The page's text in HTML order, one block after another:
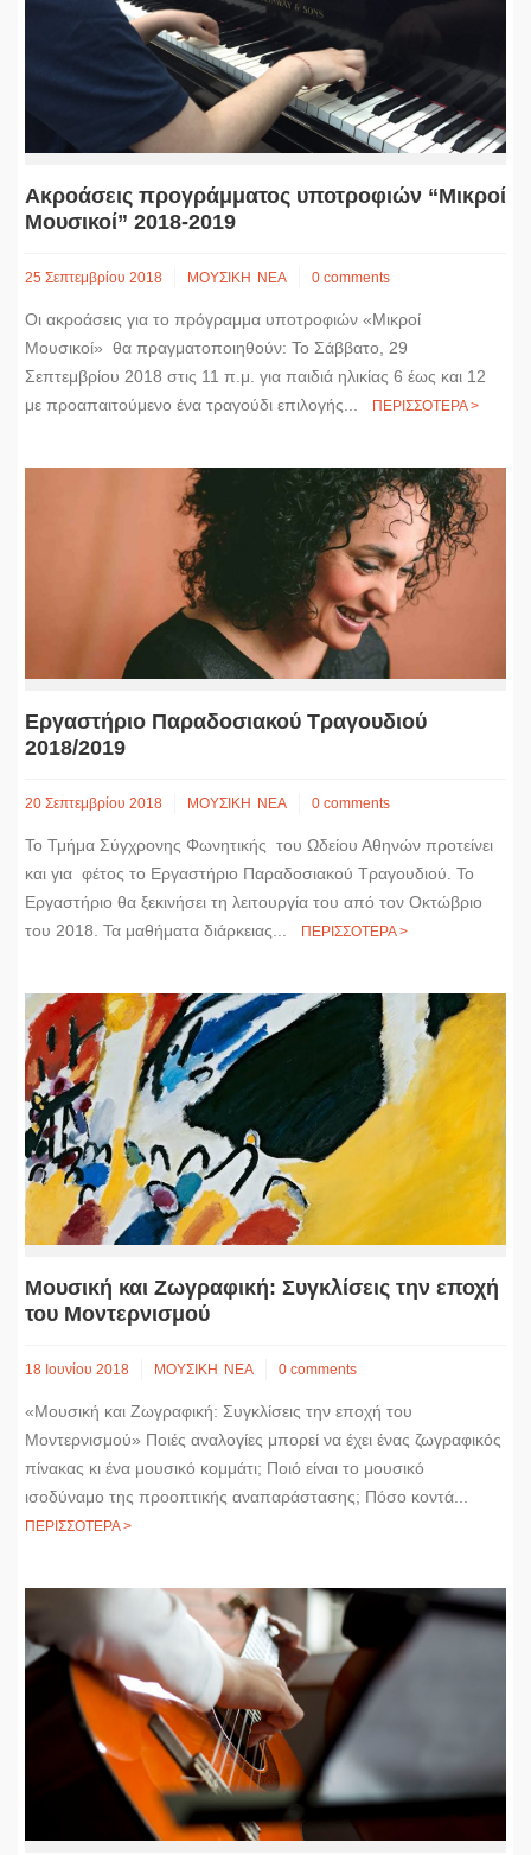
Ακροάσεις προγράμματος υποτροφιών “Μικροί
Μουσικοί” 2018-2019
25 Σεπτεμβρίου 2018 ΜΟΥΣΙΚΗ ΝΕΑ 0 comments
Οι ακροάσεις για το πρόγραμμα υποτροφιών «Μικροί
Μουσικοί» θα πραγματοποιηθούν: Το Σάββατο, 29
Σεπτεμβρίου 2018 στις 11 π.μ. για παιδιά ηλικίας 6 έως και 12
με προαπαιτούμενο ένα τραγούδι επιλογής...
ΠΕΡΙΣΣΟΤΕΡΑ >
Εργαστήριο Παραδοσιακού Τραγουδιού
2018/2019
20 Σεπτεμβρίου 2018 ΜΟΥΣΙΚΗ ΝΕΑ 0 comments
Το Τμήμα Σύγχρονης Φωνητικής του Ωδείου Αθηνών προτείνει
και για φέτος το Εργαστήριο Παραδοσιακού Τραγουδιού. Το
Εργαστήριο θα ξεκινήσει τη λειτουργία του από τον Οκτώβριο
του 2018. Τα μαθήματα διάρκειας...
ΠΕΡΙΣΣΟΤΕΡΑ >
Μουσική και Ζωγραφική: Συγκλίσεις την εποχή
του Μοντερνισμού
18 Ιουνίου 2018 ΜΟΥΣΙΚΗ ΝΕΑ 0 comments
«Μουσική και Ζωγραφική: Συγκλίσεις την εποχή του
Μοντερνισμού» Ποιές αναλογίες μπορεί να έχει ένας ζωγραφικός
πίνακας κι ένα μουσικό κομμάτι; Ποιό είναι το μουσικό
ισοδύναμο της προοπτικής αναπαράστασης; Πόσο κοντά...
ΠΕΡΙΣΣΟΤΕΡΑ >